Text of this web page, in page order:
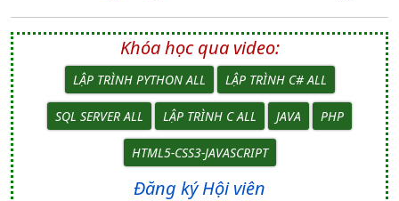
Khóa học qua video:
LẬP TRÌNH PYTHON ALL LẬP TRÌNH C# ALL
SQL SERVER ALL LẬP TRÌNH C ALL JAVA PHP
HTML5-CSS3-JAVASCRIPT
Đăng ký Hội viên